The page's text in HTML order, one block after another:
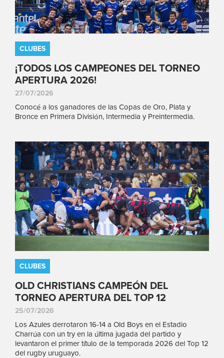
CLUBES
¡TODOS LOS CAMPEONES DEL TORNEO
APERTURA 2026!
27/07/2026
Conocé a los ganadores de las Copas de Oro, Plata y
Bronce en Primera División, Intermedia y Preintermedia.
CLUBES
OLD CHRISTIANS CAMPEÓN DEL
TORNEO APERTURA DEL TOP 12
25/07/2026
Los Azules derrotaron 16-14 a Old Boys en el Estadio
Charrúa con un try en la última jugada del partido y
levantaron el primer título de la temporada 2026 del Top 12
del rugby uruguayo.